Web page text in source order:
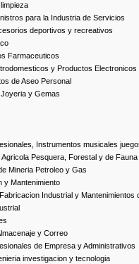
para la Industria de Servicios
deportivos y recreativos
Farmaceuticos
y Productos Electronicos
de Aseo Personal
y Gemas
Instrumentos musicales
Pesquera, Forestal y de Fauna
Mineria Petroleo y Gas
y Mantenimiento
Industrial y Mantenimientos
y Correo
de Empresa y Administrativos
investigacion y tecnologia